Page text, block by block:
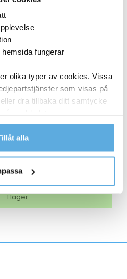
fungerar
olika typer av cookies. Vissa
som visas på
dra tillbaka ditt samtycke
om vilka vi är, hur du
sätt vi behandlar
alla
Matt 2x125mic A3 25/fp
kr
Köp nu
I lager